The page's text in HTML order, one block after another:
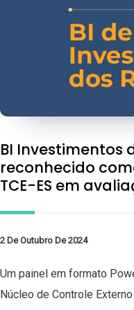
BI Investimentos
reconhecido
TCE-ES em
2 De Outubro De 2024
Um painel em formato
Núcleo de Controle